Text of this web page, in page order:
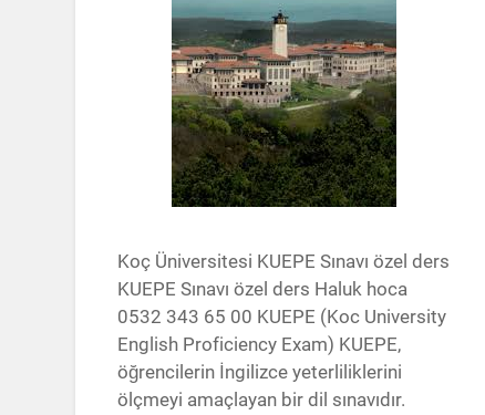
Koç Üniversitesi KUEPE Sınavı özel ders
KUEPE Sınavı özel ders Haluk hoca
0532 343 65 00 KUEPE (Koc University
English Proficiency Exam) KUEPE,
öğrencilerin İngilizce yeterliliklerini
ölçmeyi amaçlayan bir dil sınavıdır.